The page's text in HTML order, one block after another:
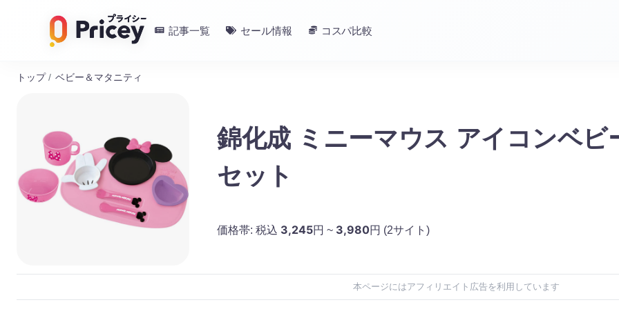
記事一覧 セール情報 コスパ比較
トップ / ベビー＆マタニティ
錦化成 ミニーマウス アイコンベビ
セット
価格帯: 税込 3,245円 ~ 3,980円 (2サイト)
本ページにはアフィリエイト広告を利用しています